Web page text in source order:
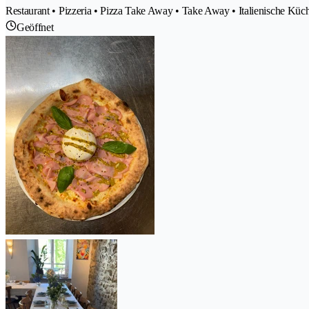
Restaurant • Pizzeria • Pizza Take Away • Take Away • Italienische
Geöffnet